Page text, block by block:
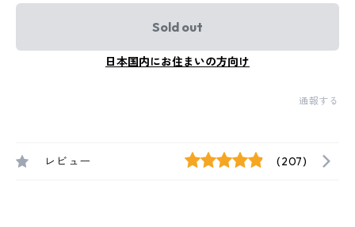
Sold out
日本国内にお住まいの方向け
通報する
レビュー (207)